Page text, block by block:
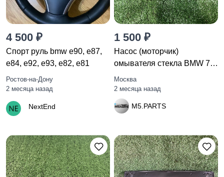
4 500 ₽
Спорт руль bmw e90, e87,
e84, e92, e93, e82, e81
Ростов-на-Дону
2 месяца назад
NextEnd
1 500 ₽
Насос (моторчик)
омывателя стекла BMW 7
F01/F02
Москва
2 месяца назад
M5.PARTS